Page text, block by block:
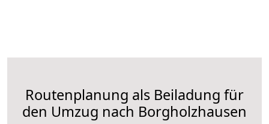
Routenplanung als Beiladung für
den Umzug nach Borgholzhausen